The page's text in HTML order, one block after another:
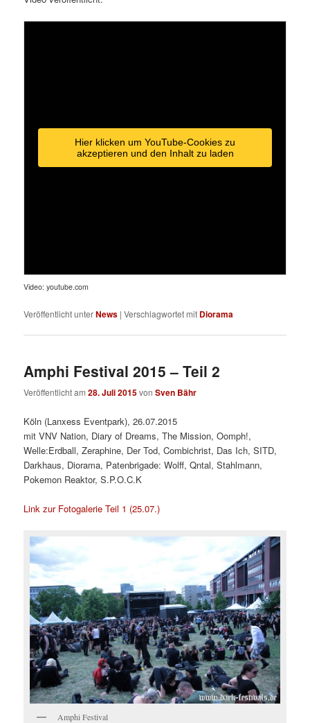
Hier klicken um YouTube-Cookies zu
akzeptieren und den Inhalt zu laden
Video: youtube.com
Veröffentlicht unterNews |Verschlagwortet mit Diorama
Amphi Festival 2015 – Teil 2
Veröffentlicht am28. Juli 2015vonSven Bähr
Köln (Lanxess Eventpark), 26.07.2015
mit VNV Nation, Diary of Dreams, The Mission, Oomph!,
Welle:Erdball, Zeraphine, Der Tod, Combichrist, Das Ich, SITD,
Darkhaus, Diorama, Patenbrigade: Wolff, Qntal, Stahlmann,
Pokemon Reaktor, S.P.O.C.K
Link zur Fotogalerie Teil 1 (25.07.)
Amphi Festival